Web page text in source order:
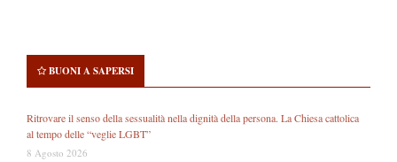
BUONI A SAPERSI
Ritrovare il senso della sessualità nella dignità della persona. La Chiesa cattolica
al tempo delle “veglie LGBT”
8 Agosto 2026